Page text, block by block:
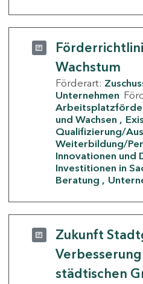
Wachstum
Förderart:
Unternehmen
und Wachsen
Qualifizierung/
Weiterbildung/
Innovationen und
Investitionen in
Beratung
Zukunft
städtischen